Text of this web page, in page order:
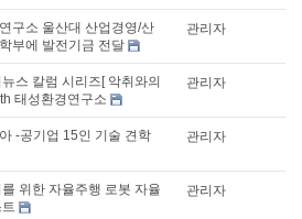
구소 울산대 산업경영/산
부에 발전기금 전달
관리자
스 칼럼 시리즈[ 악취와의
태성환경연구소
관리자
-공기업 15인 기술 견학 관리자
위한 자율주행 로봇 자율
관리자